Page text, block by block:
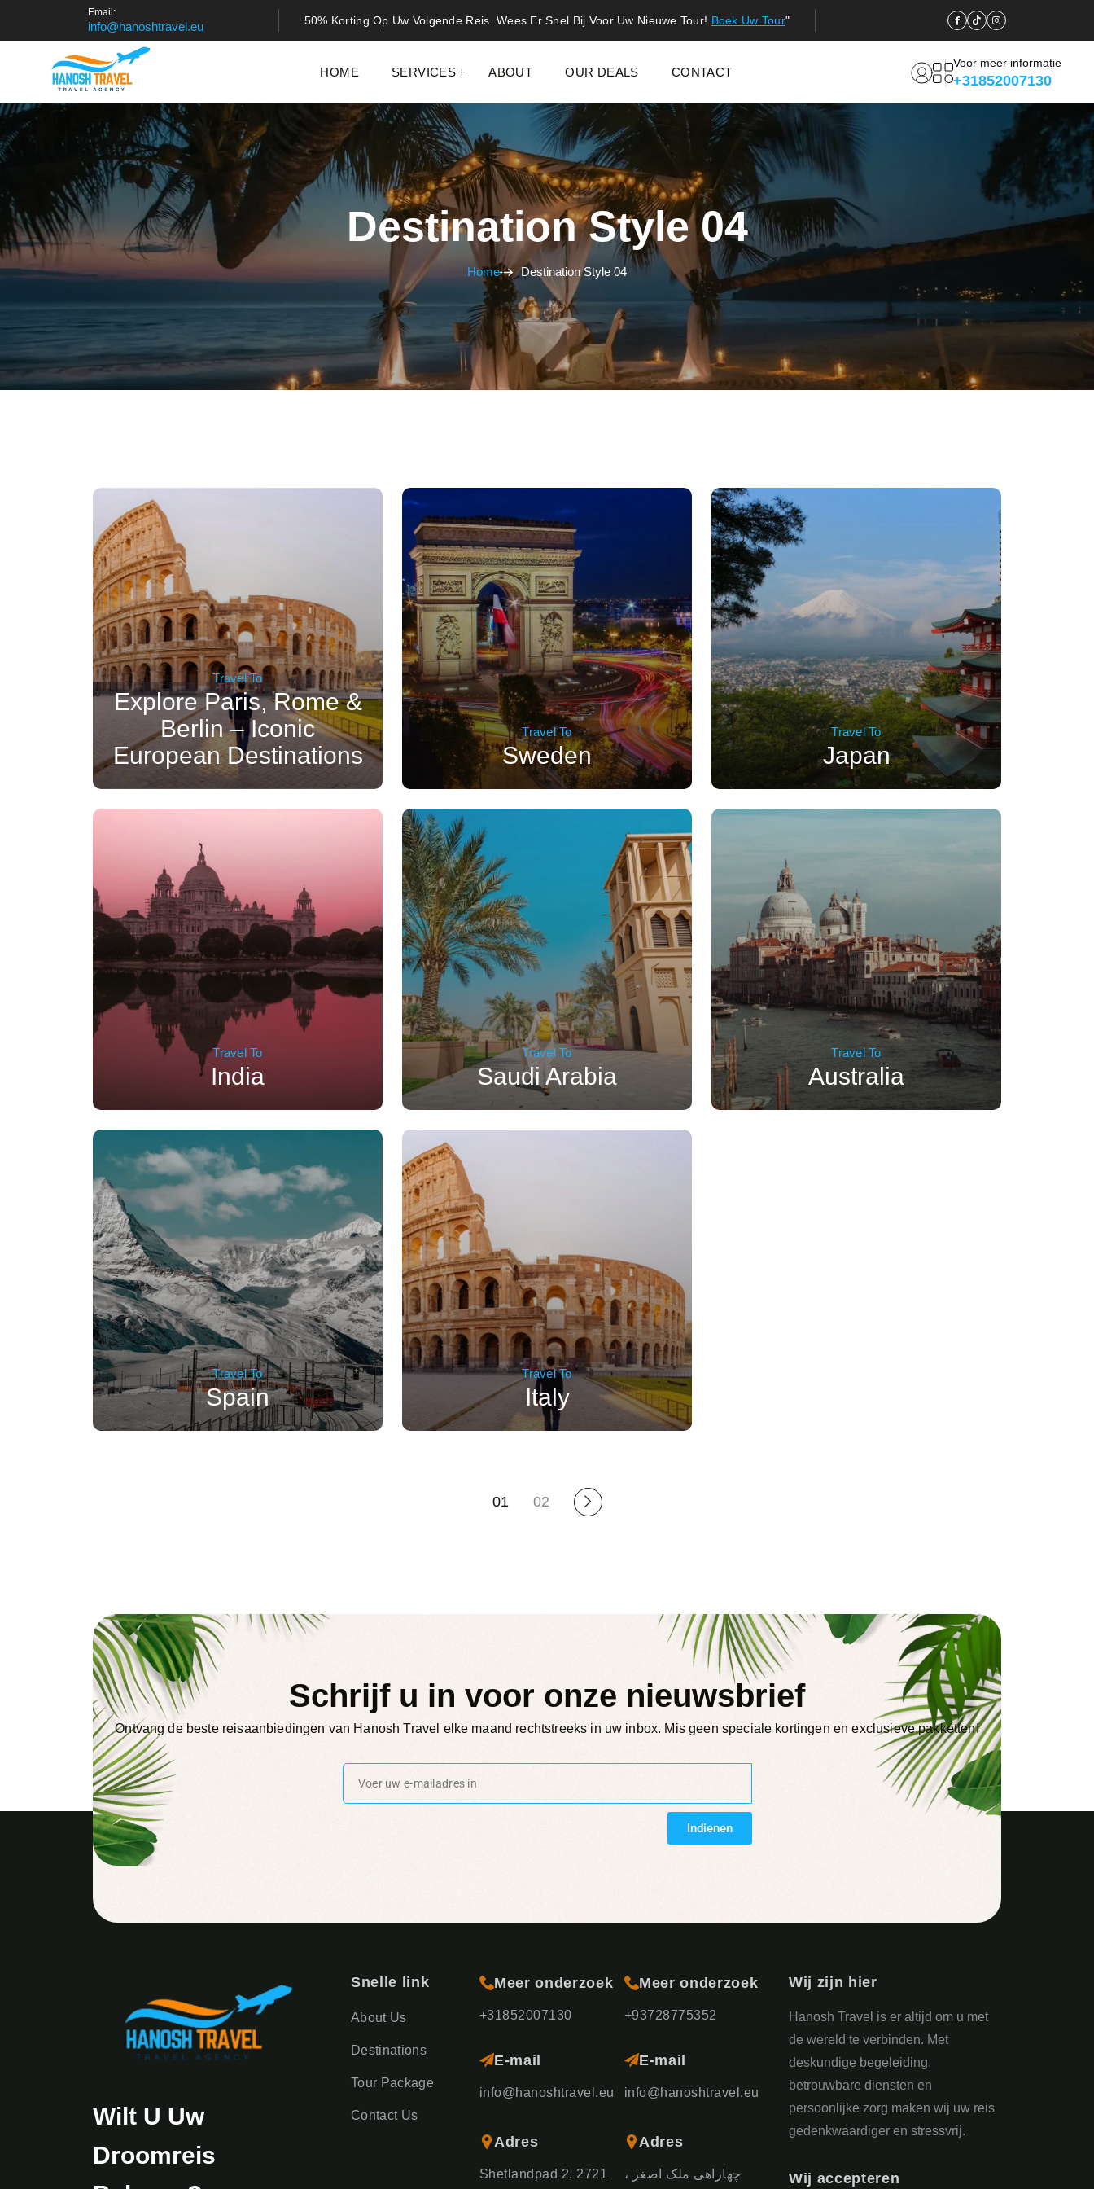
Email:
info@hanoshtravel.eu 50% Korting Op Uw Volgende Reis. Wees Er Snel Bij Voor Uw Nieuwe Tour! Boek Uw Tour"
HOME SERVICES ABOUT OUR DEALS CONTACT
Voor meer informatie
+31852007130
Destination Style 04
Home Destination Style 04
Travel To
Explore Paris, Rome &
Berlin – Iconic
European Destinations
Travel To
Sweden
Travel To
Japan
Travel To
India
Travel To
Saudi Arabia
Travel To
Australia
Travel To
Spain
Travel To
Italy
01 02
Schrijf u in voor onze nieuwsbrief
Ontvang de beste reisaanbiedingen van Hanosh Travel elke maand rechtstreeks in uw inbox. Mis geen speciale kortingen en exclusieve pakketten!
Indienen
Wilt U Uw
Droomreis
Snelle link
About Us
Destinations
Tour Package
Contact Us
Meer onderzoek
+31852007130
E-mail
info@hanoshtravel.eu
Adres
Shetlandpad 2, 2721
Meer onderzoek
+93728775352
E-mail
info@hanoshtravel.eu
Adres
چهاراهی ملک اصغر ،
Wij zijn hier
Hanosh Travel is er altijd om u met
de wereld te verbinden. Met
deskundige begeleiding,
betrouwbare diensten en
persoonlijke zorg maken wij uw reis
gedenkwaardiger en stressvrij.
Wij accepteren